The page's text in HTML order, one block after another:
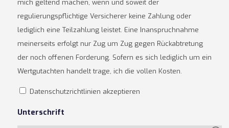
mich geltend machen, wenn und soweit der
regulierungspflichtige Versicherer keine Zahlung oder
lediglich eine Teilzahlung leistet. Eine Inanspruchnahme
meinerseits erfolgt nur Zug um Zug gegen Rückabtretung
der noch offenen Forderung. Sofern es sich lediglich um ein
Wertgutachten handelt trage, ich die vollen Kosten.
Datenschutzrichtlinien akzeptieren
Unterschrift